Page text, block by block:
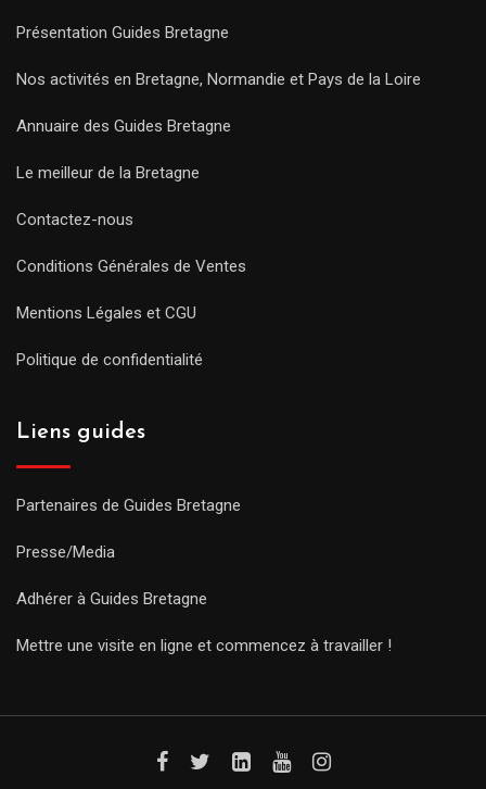
Présentation Guides Bretagne
Nos activités en Bretagne, Normandie et Pays de la Loire
Annuaire des Guides Bretagne
Le meilleur de la Bretagne
Contactez-nous
Conditions Générales de Ventes
Mentions Légales et CGU
Politique de confidentialité
Liens guides
Partenaires de Guides Bretagne
Presse/Media
Adhérer à Guides Bretagne
Mettre une visite en ligne et commencez à travailler !